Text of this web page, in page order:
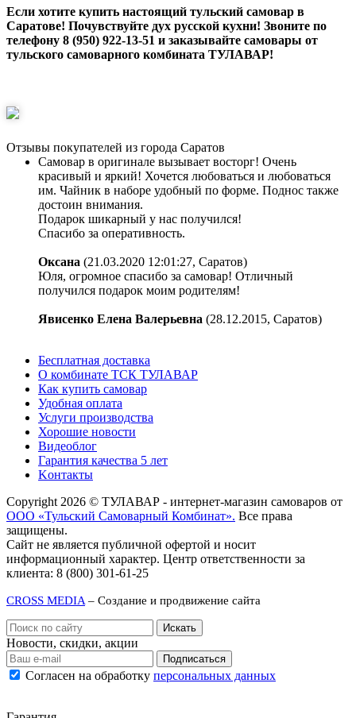
Если хотите купить настоящий тульский самовар в
Саратове! Почувствуйте дух русской кухни! Звоните по
телефону 8 (950) 922-13-51 и заказывайте самовары от
тульского самоварного комбината ТУЛАВАР!
Отзывы покупателей из города Саратов
Самовар в оригинале вызывает восторг! Очень
красивый и яркий! Хочется любоваться и любоваться
им. Чайник в наборе удобный по форме. Поднос также
достоин внимания.
Подарок шикарный у нас получился!
Спасибо за оперативность.
Оксана (21.03.2020 12:01:27, Саратов)
Юля, огромное спасибо за самовар! Отличный
получился подарок моим родителям!
Явисенко Елена Валерьевна (28.12.2015, Саратов)
Бесплатная доставка
О комбинате ТСК ТУЛАВАР
Как купить самовар
Удобная оплата
Услуги производства
Хорошие новости
Видеоблог
Гарантия качества 5 лет
Kонтакты
Copyright 2026 © ТУЛАВАР - интернет-магазин самоваров от
ООО «Тульский Самоварный Комбинат». Все права
защищены.
Сайт не является публичной офертой и носит
информационный характер. Центр ответственности за
клиента: 8 (800) 301-61-25
CROSS MEDIA – Создание и продвижение сайта
Новости, скидки, акции
Подписаться
Согласен на обработку персональных данных